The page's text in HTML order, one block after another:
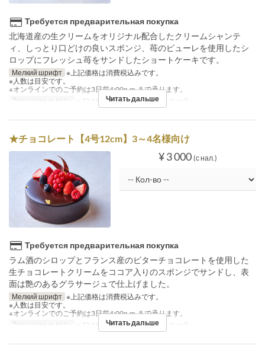
Требуется предварительная покупка
北海道産の生クリームをオリジナル配合したクリームシャンテ
ィ、しっとり口どけの良いスポンジ、苺のピューレを使用したシ
ロップにフレッシュ苺をサンドしたショートケーキです。
Мелкий шрифт ※上記価格は消費税込みです。
※人数は目安です。
※オンラインでのご予約は3日前4:00p.m.まで承ります。
Допустимые даты
~ 31 авг. Категория места ケーキ
Читать дальше
★チョコレート【4号12cm】3～4名様向け
¥ 3 000 (с нал.)
Требуется предварительная покупка
ラム酒のシロップとフランス産のビターチョコレートを使用した
生チョコレートクリームをココア入りのスポンジでサンドし、表
面は艶のあるグラサージュで仕上げました。
Мелкий шрифт ※上記価格は消費税込みです。
※人数は目安です。
※オンラインでのご予約は3日前4:00p.m.まで承ります。
Допустимые даты
~ 31 авг. Категория места ケーキ
Читать дальше